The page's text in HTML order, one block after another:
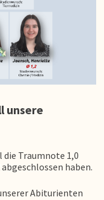
unsere
die Traumnote 1,0
haben.
Abiturienten